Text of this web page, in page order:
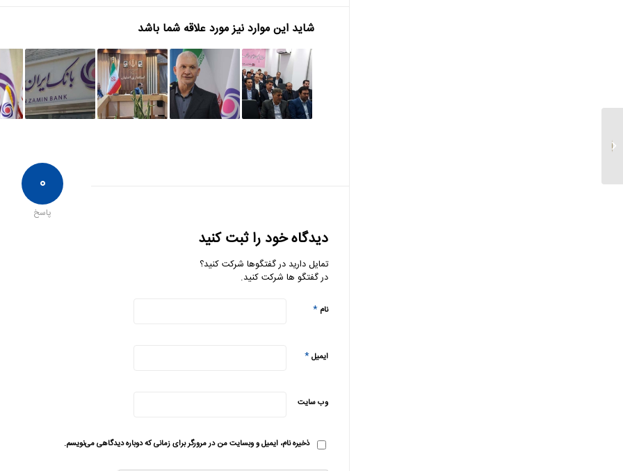
شاید این موارد نیز مورد علاقه شما باشد
۰
پاسخ
دیدگاه خود را ثبت کنید
تمایل دارید در گفتگوها شرکت کنید؟
در گفتگو ها شرکت کنید.
نام *
ایمیل*
وب‌ سایت
ذخیره نام، ایمیل و وبسایت من در مرورگر برای زمانی که دوباره دیدگاهی می‌نویسم.